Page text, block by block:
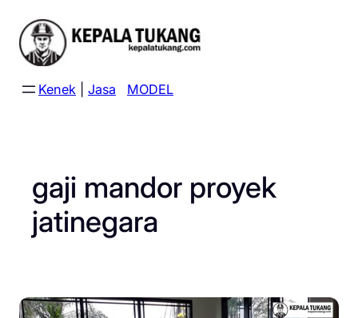
content
Kenek Jasa MODEL
gaji mandor proyek
jatinegara